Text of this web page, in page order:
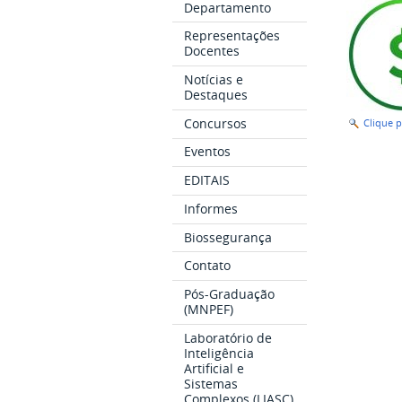
Departamento
Representações
Docentes
Notícias e
Destaques
Concursos
Eventos
EDITAIS
Informes
Biossegurança
Contato
Pós-Graduação
(MNPEF)
Laboratório de
Inteligência
Artificial e
Sistemas
Clique